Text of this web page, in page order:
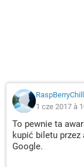
RaspBerryChill
1 cze 2017 à
To pewnie ta
kupić biletu
Google.